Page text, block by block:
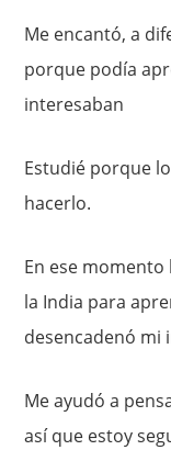
Me encantó, a
porque podía
interesaban
Estudié porque
hacerlo.
En ese momento
la India para
desencadenó mi
Me ayudó a
así que estoy